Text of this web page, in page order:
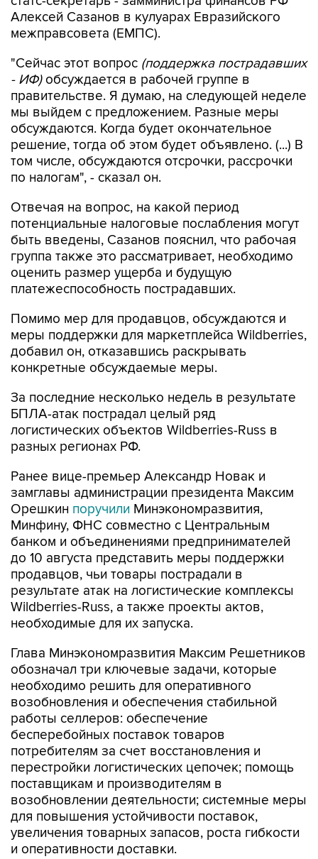
Алексей Сазанов в кулуарах Евразийского
межправсовета (ЕМПС).
"Сейчас этот вопрос (поддержка пострадавших
- ИФ)обсуждается в рабочей группе в
правительстве. Я думаю, на следующей неделе
мы выйдем с предложением. Разные меры
обсуждаются. Когда будет окончательное
решение, тогда об этом будет объявлено. (...) В
том числе, обсуждаются отсрочки, рассрочки
по налогам", - сказал он.
Отвечая на вопрос, на какой период
потенциальные налоговые послабления могут
быть введены, Сазанов пояснил, что рабочая
группа также это рассматривает, необходимо
оценить размер ущерба и будущую
платежеспособность пострадавших.
Помимо мер для продавцов, обсуждаются и
меры поддержки для маркетплейса Wildberries,
добавил он, отказавшись раскрывать
конкретные обсуждаемые меры.
За последние несколько недель в результате
БПЛА-атак пострадал целый ряд
логистических объектов Wildberries-Russ в
разных регионах РФ.
Ранее вице-премьер Александр Новак и
замглавы администрации президента Максим
Орешкин поручили Минэкономразвития,
Минфину, ФНС совместно с Центральным
банком и объединениями предпринимателей
до 10 августа представить меры поддержки
продавцов, чьи товары пострадали в
результате атак на логистические комплексы
Wildberries-Russ, а также проекты актов,
необходимые для их запуска.
Глава Минэкономразвития Максим Решетников
обозначал три ключевые задачи, которые
необходимо решить для оперативного
возобновления и обеспечения стабильной
работы селлеров: обеспечение
бесперебойных поставок товаров
потребителям за счет восстановления и
перестройки логистических цепочек; помощь
поставщикам и производителям в
возобновлении деятельности; системные меры
для повышения устойчивости поставок,
увеличения товарных запасов, роста гибкости
и оперативности доставки.